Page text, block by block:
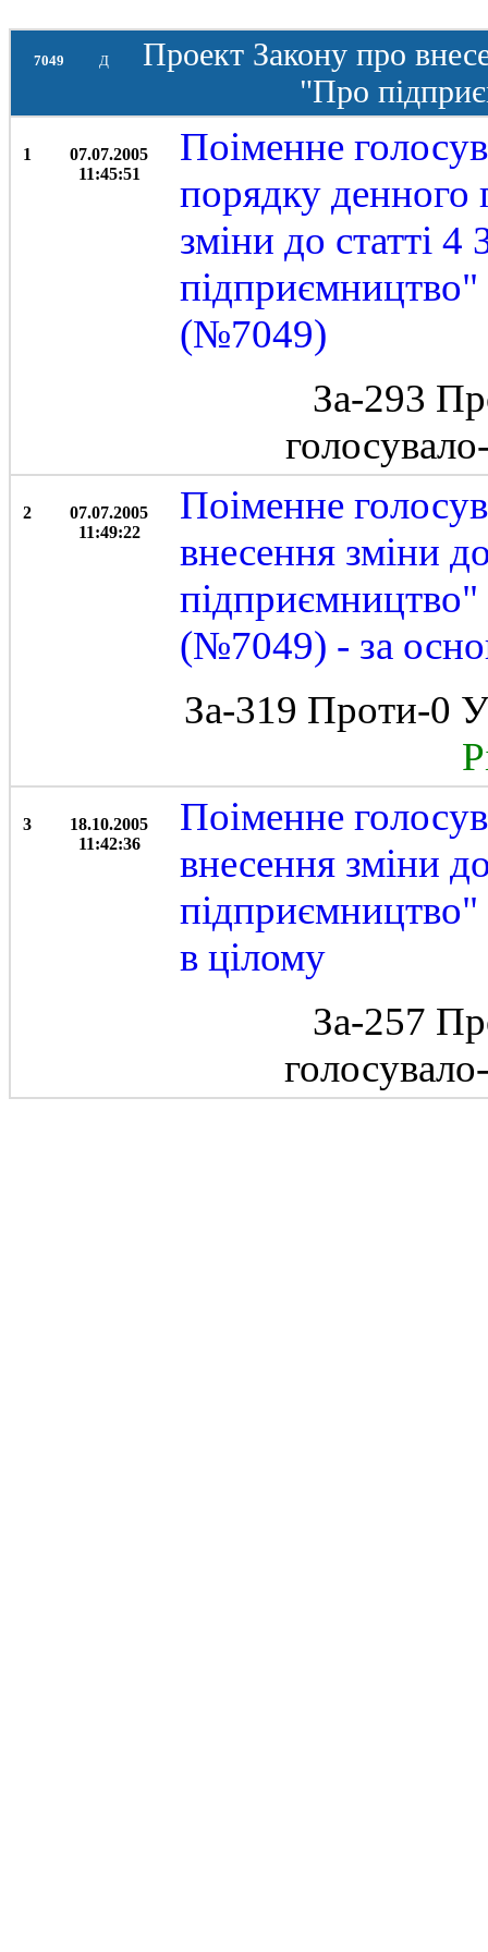
7049 Д
Проект Закону про
"Про
1
07.07.2005
11:45:51
Поіменне
порядку денного
зміни до статті
(№7049)
За-293
2
07.07.2005
11:49:22
Поіменне
внесення зміни
(№7049) - за
За-319 Проти-0
3
18.10.2005
11:42:36
Поіменне
внесення зміни
в цілому
За-257